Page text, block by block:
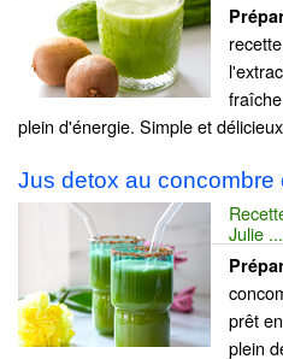
plein d'énergie. Simple et
Jus detox au concombre
Julie ...
prêt
plein